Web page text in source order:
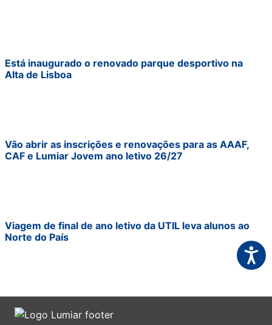
Está inaugurado o renovado parque desportivo na
Alta de Lisboa
Vão abrir as inscrições e renovações para as AAAF,
CAF e Lumiar Jovem ano letivo 26/27
Viagem de final de ano letivo da UTIL leva alunos ao
Norte do País